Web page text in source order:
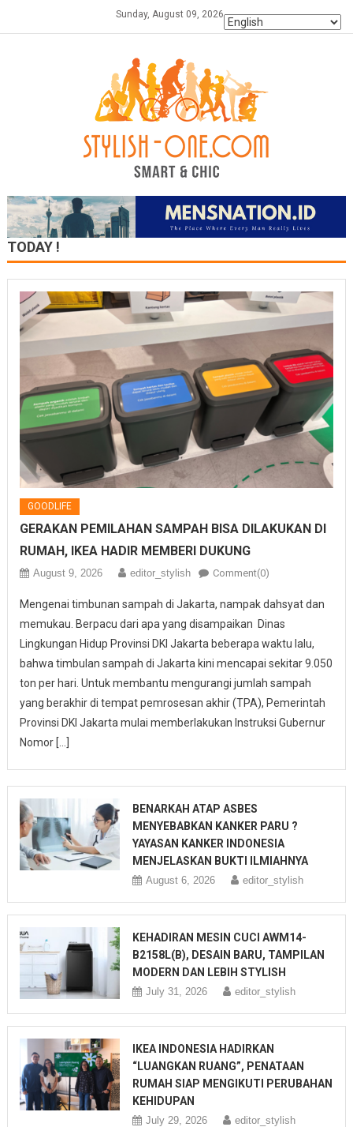
Sunday, August 09, 2026
TODAY !
GOODLIFE
GERAKAN PEMILAHAN SAMPAH BISA DILAKUKAN DI
RUMAH, IKEA HADIR MEMBERI DUKUNG
August 9, 2026 editor_stylish Comment(0)
Mengenai timbunan sampah di Jakarta, nampak dahsyat dan
memukau. Berpacu dari apa yang disampaikan Dinas
Lingkungan Hidup Provinsi DKI Jakarta beberapa waktu lalu,
bahwa timbulan sampah di Jakarta kini mencapai sekitar 9.050
ton per hari. Untuk membantu mengurangi jumlah sampah
yang berakhir di tempat pemrosesan akhir (TPA), Pemerintah
Provinsi DKI Jakarta mulai memberlakukan Instruksi Gubernur
Nomor […]
BENARKAH ATAP ASBES
MENYEBABKAN KANKER PARU ?
YAYASAN KANKER INDONESIA
MENJELASKAN BUKTI ILMIAHNYA
August 6, 2026 editor_stylish
KEHADIRAN MESIN CUCI AWM14-
B2158L(B), DESAIN BARU, TAMPILAN
MODERN DAN LEBIH STYLISH
July 31, 2026 editor_stylish
IKEA INDONESIA HADIRKAN
“LUANGKAN RUANG”, PENATAAN
RUMAH SIAP MENGIKUTI PERUBAHAN
KEHIDUPAN
July 29, 2026 editor_stylish